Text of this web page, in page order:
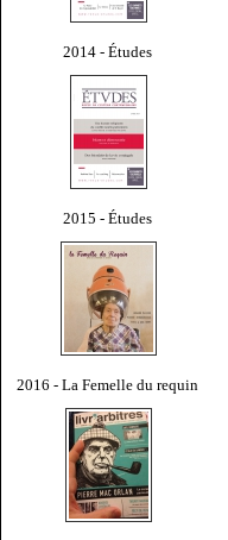
2014 - Études
2015 - Études
2016 - La Femelle du requin